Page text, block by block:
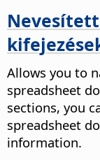
Allows you to
spreadsheet
sections, you
spreadsheet
information.